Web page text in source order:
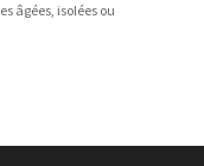
âgées, isolées ou